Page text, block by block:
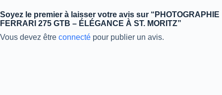
Soyez le premier à laisser votre avis sur “PHOTOGRAPHIE
FERRARI 275 GTB – ÉLÉGANCE À ST. MORITZ”
Vous devez être connecté pour publier un avis.